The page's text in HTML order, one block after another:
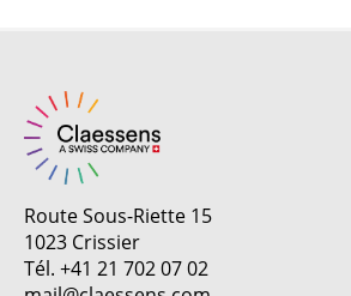
Route Sous-Riette 15
1023 Crissier
Tél. +41 21 702 07 02